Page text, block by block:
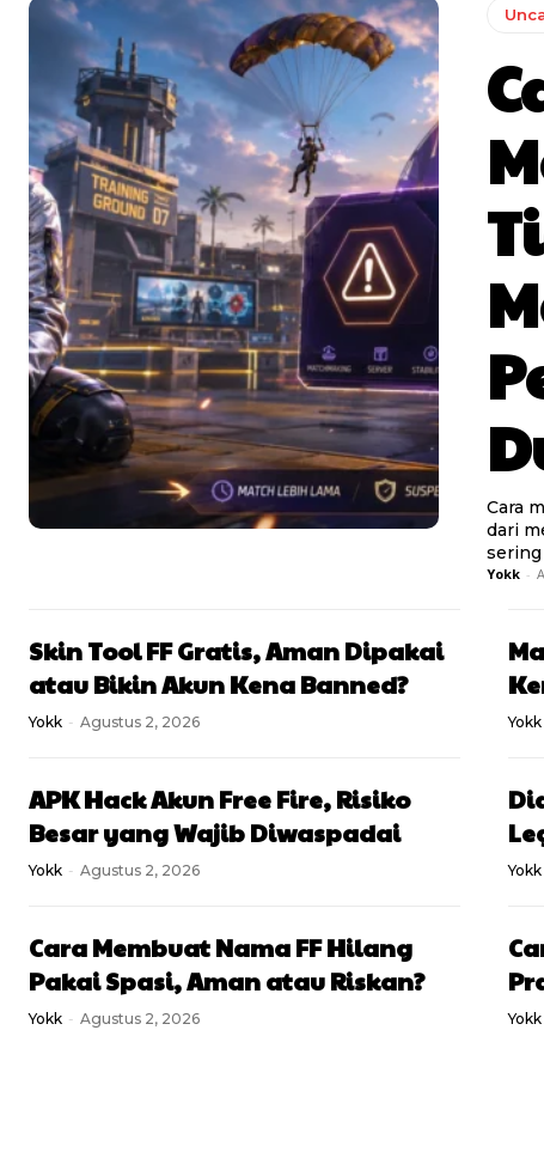
Cara
dari
sering
Yokk -
Skin Tool FF Gratis, Aman Dipakai
atau Bikin Akun Kena Banned?
Yokk - Agustus 2, 2026 Yokk
APK Hack Akun Free Fire, Risiko
Besar yang Wajib Diwaspadai
Yokk - Agustus 2, 2026 Yokk
Cara Membuat Nama FF Hilang
Pakai Spasi, Aman atau Riskan?
Yokk - Agustus 2, 2026 Yokk